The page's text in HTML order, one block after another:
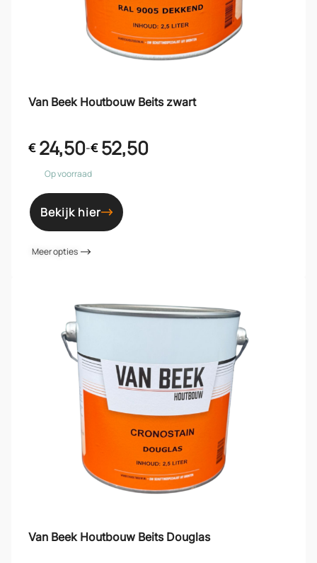
Van Beek Houtbouw Beits zwart
€24,50-€52,50
Op voorraad
Bekijk hier
Meer opties
Van Beek Houtbouw Beits Douglas